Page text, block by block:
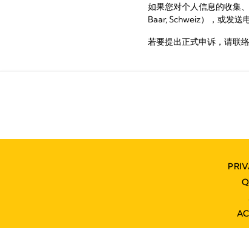
如果您对个人信息的收集
Baar, Schweiz），或发送
若要提出正式申诉，请联